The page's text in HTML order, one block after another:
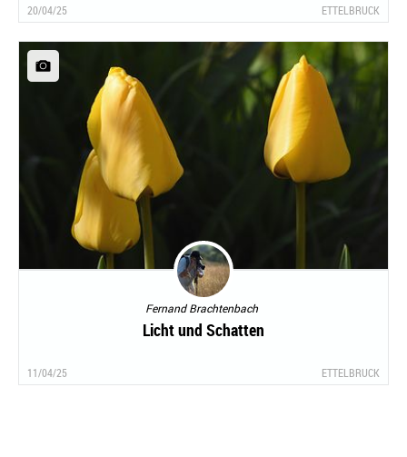
20/04/25 ETTELBRUCK
Fernand Brachtenbach
Licht und Schatten
11/04/25 ETTELBRUCK